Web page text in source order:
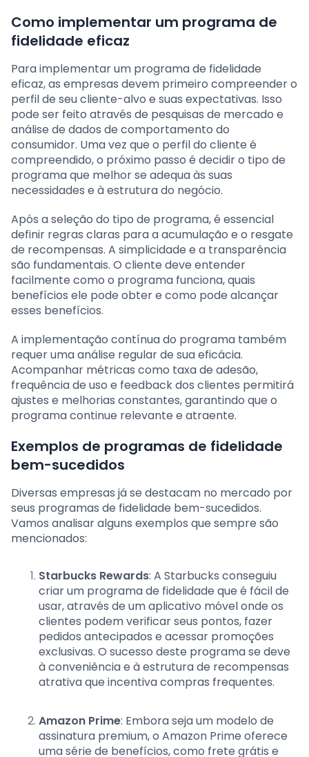
Como implementar um programa de
fidelidade eficaz
Para implementar um programa de fidelidade
eficaz, as empresas devem primeiro compreender o
perfil de seu cliente-alvo e suas expectativas. Isso
pode ser feito através de pesquisas de mercado e
análise de dados de comportamento do
consumidor. Uma vez que o perfil do cliente é
compreendido, o próximo passo é decidir o tipo de
programa que melhor se adequa às suas
necessidades e à estrutura do negócio.
Após a seleção do tipo de programa, é essencial
definir regras claras para a acumulação e o resgate
de recompensas. A simplicidade e a transparência
são fundamentais. O cliente deve entender
facilmente como o programa funciona, quais
benefícios ele pode obter e como pode alcançar
esses benefícios.
A implementação contínua do programa também
requer uma análise regular de sua eficácia.
Acompanhar métricas como taxa de adesão,
frequência de uso e feedback dos clientes permitirá
ajustes e melhorias constantes, garantindo que o
programa continue relevante e atraente.
Exemplos de programas de fidelidade
bem-sucedidos
Diversas empresas já se destacam no mercado por
seus programas de fidelidade bem-sucedidos.
Vamos analisar alguns exemplos que sempre são
mencionados:
Starbucks Rewards: A Starbucks conseguiu
criar um programa de fidelidade que é fácil de
usar, através de um aplicativo móvel onde os
clientes podem verificar seus pontos, fazer
pedidos antecipados e acessar promoções
exclusivas. O sucesso deste programa se deve
à conveniência e à estrutura de recompensas
atrativa que incentiva compras frequentes.
Amazon Prime: Embora seja um modelo de
assinatura premium, o Amazon Prime oferece
uma série de benefícios, como frete grátis e